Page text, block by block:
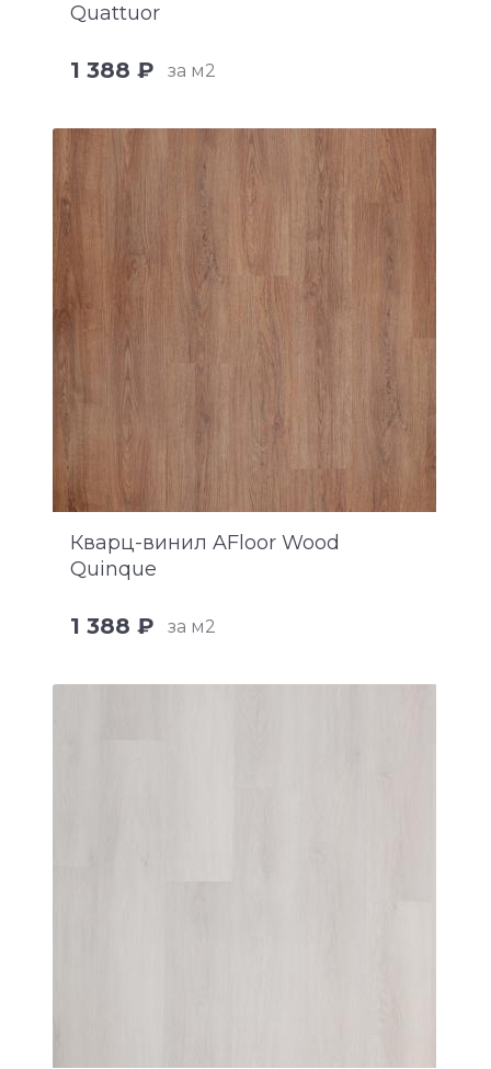
Quattuor
1 388 ₽ за м2
Кварц-винил AFloor Wood
Quinque
1 388 ₽ за м2